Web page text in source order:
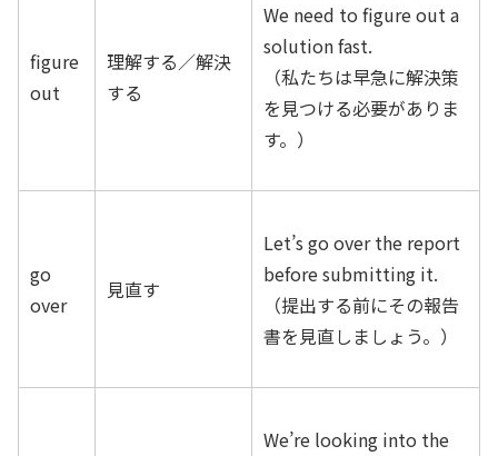
figure
out
理解する／解決
する
We need to figure out a
solution fast.
（私たちは早急に解決策
を見つける必要がありま
す。）
go
over
見直す
Let’s go over the report
before submitting it.
（提出する前にその報告
書を見直しましょう。）
We’re looking into the